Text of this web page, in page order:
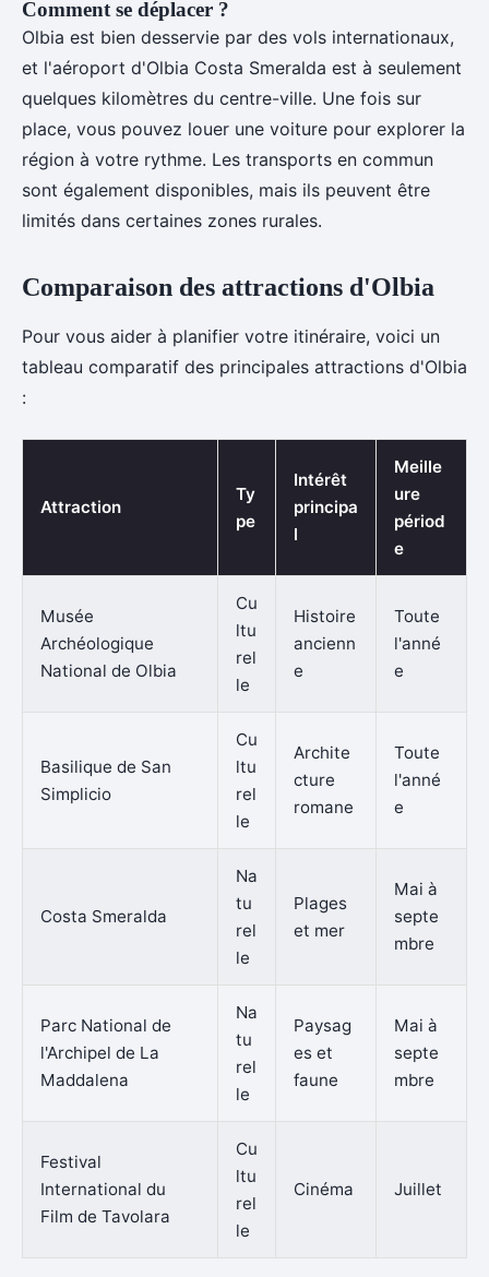
Comment se déplacer ?
Olbia est bien desservie par des vols internationaux,
et l'aéroport d'Olbia Costa Smeralda est à seulement
quelques kilomètres du centre-ville. Une fois sur
place, vous pouvez louer une voiture pour explorer la
région à votre rythme. Les transports en commun
sont également disponibles, mais ils peuvent être
limités dans certaines zones rurales.
Comparaison des attractions d'Olbia
Pour vous aider à planifier votre itinéraire, voici un
tableau comparatif des principales attractions d'Olbia
:
Attraction
Ty
pe
Intérêt
principa
l
Meille
ure
périod
e
Musée
Archéologique
National de Olbia
Cu
ltu
rel
le
Histoire
ancienn
e
Toute
l'anné
e
Basilique de San
Simplicio
Cu
ltu
rel
le
Archite
cture
romane
Toute
l'anné
e
Costa Smeralda
Na
tu
rel
le
Plages
et mer
Mai à
septe
mbre
Parc National de
l'Archipel de La
Maddalena
Na
tu
rel
le
Paysag
es et
faune
Mai à
septe
mbre
Festival
International du
Film de Tavolara
Cu
ltu
rel
le
Cinéma Juillet